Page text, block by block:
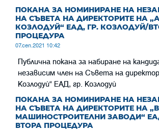
ПОКАНА ЗА НОМИНИРАНЕ НА
НА СЪВЕТА НА ДИРЕКТОРИТЕ НА
КОЗЛОДУЙ“ ЕАД, ГР. КОЗЛОДУЙ/
ПРОЦЕДУРА
07.сеп.2021 10:42
Публична покана за набиране на
независим член на Съвета на
Козлодуй“ ЕАД, гр. Козлодуй
ПОКАНА ЗА НОМИНИРАНЕ НА
НА СЪВЕТА НА ДИРЕКТОРИТЕ НА
МАШИНОСТРОИТЕЛНИ ЗАВОДИ“
ВТОРА ПРОЦЕДУРА